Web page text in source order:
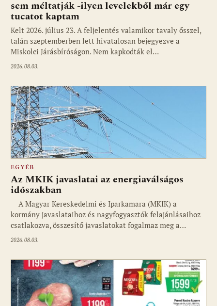
sem méltatják -ilyen levelekből már egy
tucatot kaptam
Kelt 2026. július 23. A feljelentés valamikor tavaly ősszel,
talán szeptemberben lett hivatalosan bejegyezve a
Miskolci Járásbíróságon. Nem kapkodták el…
2026.08.03.
EGYÉB
Az MKIK javaslatai az energiaválságos
időszakban
A Magyar Kereskedelmi és Iparkamara (MKIK) a
kormány javaslataihoz és nagyfogyasztók felajánlásaihoz
csatlakozva, összesítő javaslatokat fogalmaz meg a…
2026.08.03.